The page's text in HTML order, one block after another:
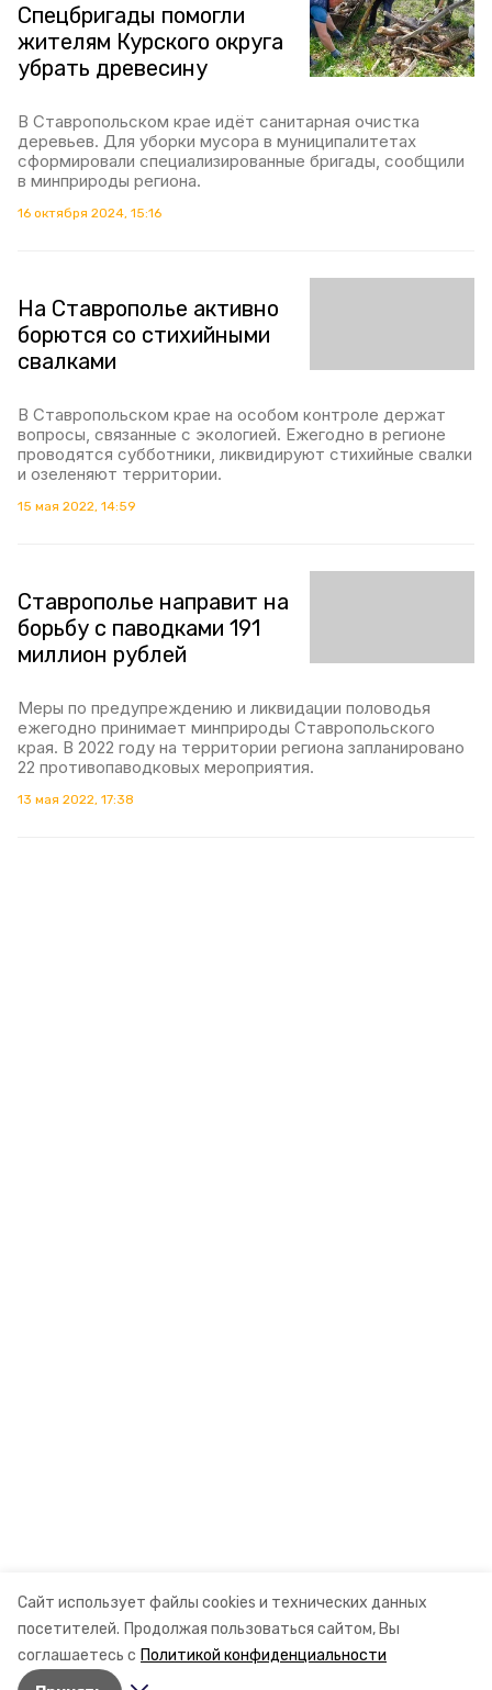
Сайт использует файлы cookies и технических данных
посетителей. Продолжая пользоваться сайтом, Вы
соглашаетесь с Политикой конфиденциальности
Спецбригады помогли
жителям Курского округа
убрать древесину
В Ставропольском крае идёт санитарная очистка
деревьев. Для уборки мусора в муниципалитетах
сформировали специализированные бригады, сообщили
в минприроды региона.
16 октября 2024, 15:16
На Ставрополье активно
борются со стихийными
свалками
В Ставропольском крае на особом контроле держат
вопросы, связанные с экологией. Ежегодно в регионе
проводятся субботники, ликвидируют стихийные свалки
и озеленяют территории.
15 мая 2022, 14:59
Ставрополье направит на
борьбу с паводками 191
миллион рублей
Меры по предупреждению и ликвидации половодья
ежегодно принимает минприроды Ставропольского
края. В 2022 году на территории региона запланировано
22 противопаводковых мероприятия.
13 мая 2022, 17:38